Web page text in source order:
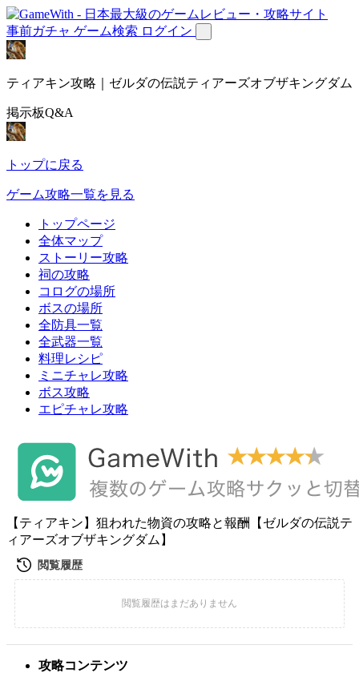
事前ガチャ ゲーム検索 ログイン
ティアキン攻略｜ゼルダの伝説ティアーズオブザキングダム
掲示板Q&A
トップに戻る
ゲーム攻略一覧を見る
トップページ
全体マップ
ストーリー攻略
祠の攻略
コログの場所
ボスの場所
全防具一覧
全武器一覧
料理レシピ
ミニチャレ攻略
ボス攻略
エピチャレ攻略
【ティアキン】狙われた物資の攻略と報酬【ゼルダの伝説テ
ィアーズオブザキングダム】
攻略コンテンツ